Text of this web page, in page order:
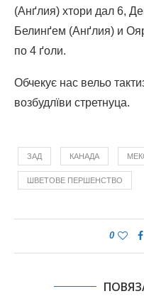
(Анґлия) хтори дал 6,
Белинґем (Анґлия) и
по 4 ґоли.
Обчекує нас вельо
возбудлїви стретнуца.
ЗАД КАНАДА
ШВЕТОВЕ ПЕРШЕНСТВО
0